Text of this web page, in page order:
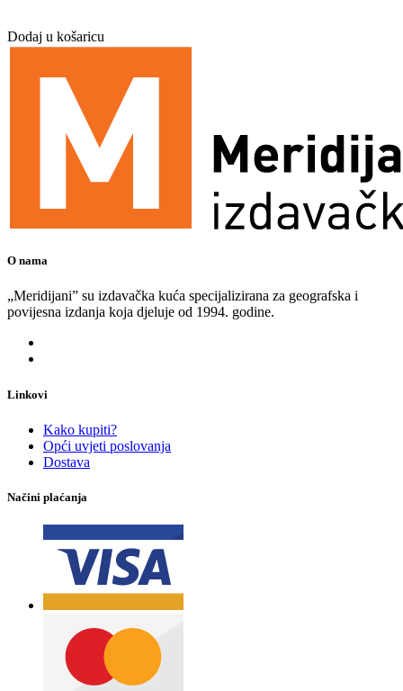
Dodaj u košaricu
O nama
„Meridijani” su izdavačka kuća specijalizirana za geografska i
povijesna izdanja koja djeluje od 1994. godine.
Linkovi
Kako kupiti?
Opći uvjeti poslovanja
Dostava
Načini plaćanja